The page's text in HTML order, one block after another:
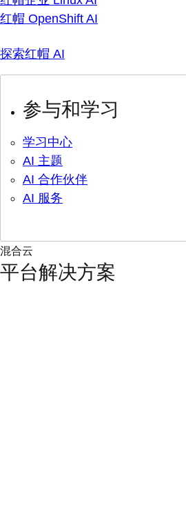
红帽 OpenShift AI
探索红帽 AI
参与和学习
学习中心
AI 主题
AI 合作伙伴
AI 服务
混合云
平台解决方案